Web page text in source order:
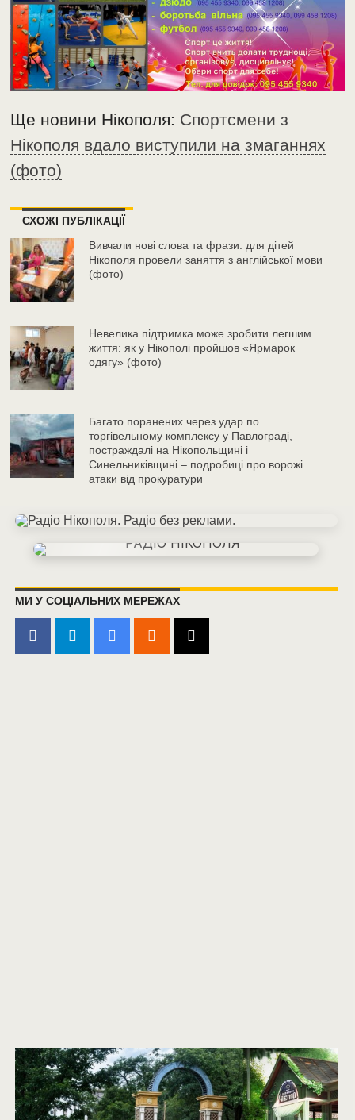
Ще новини Нікополя: Спортсмени з
Нікополя вдало виступили на змаганнях
(фото)
СХОЖІ ПУБЛІКАЦІЇ
Вивчали нові слова та фрази: для дітей
Нікополя провели заняття з англійської мови
(фото)
Невелика підтримка може зробити легшим
життя: як у Нікополі пройшов «Ярмарок
одягу» (фото)
Багато поранених через удар по
торгівельному комплексу у Павлограді,
постраждалі на Нікопольщині і
Синельниківщині – подробиці про ворожі
атаки від прокуратури
МИ У СОЦІАЛЬНИХ МЕРЕЖАХ